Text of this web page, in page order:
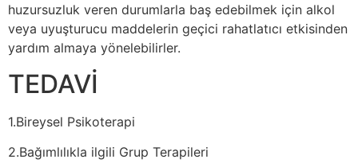
huzursuzluk veren durumlarla baş edebilmek için alkol
veya uyuşturucu maddelerin geçici rahatlatıcı etkisinden
yardım almaya yönelebilirler.
TEDAVİ
1.Bireysel Psikoterapi
2.Bağımlılıkla ilgili Grup Terapileri